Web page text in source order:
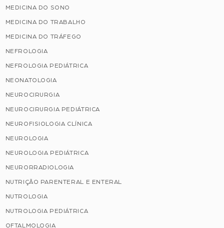
MEDICINA DO SONO
MEDICINA DO TRABALHO
MEDICINA DO TRÁFEGO
NEFROLOGIA
NEFROLOGIA PEDIÁTRICA
NEONATOLOGIA
NEUROCIRURGIA
NEUROCIRURGIA PEDIÁTRICA
NEUROFISIOLOGIA CLÍNICA
NEUROLOGIA
NEUROLOGIA PEDIÁTRICA
NEURORRADIOLOGIA
NUTRIÇÃO PARENTERAL E ENTERAL
NUTROLOGIA
NUTROLOGIA PEDIÁTRICA
OFTALMOLOGIA